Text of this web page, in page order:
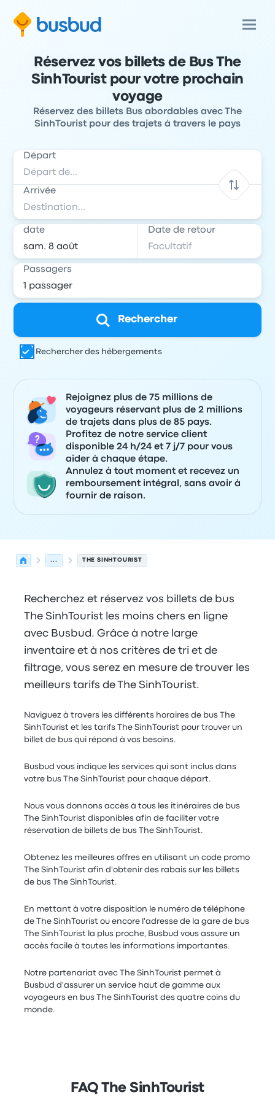
Réservez vos billets de Bus The
SinhTourist pour votre prochain
voyage
Réservez des billets Bus abordables avec The
SinhTourist pour des trajets à travers le pays
Départ
Arrivée
date Date de retour
Passagers
Rechercher
Rechercher des hébergements
Rejoignez plus de 75 millions de
voyageurs réservant plus de 2 millions
de trajets dans plus de 85 pays.
Profitez de notre service client
disponible 24 h/24 et 7 j/7 pour vous
aider à chaque étape.
Annulez à tout moment et recevez un
remboursement intégral, sans avoir à
fournir de raison.
... THE SINHTOURIST
Recherchez et réservez vos billets de bus
The SinhTourist les moins chers en ligne
avec Busbud. Grâce à notre large
inventaire et à nos critères de tri et de
filtrage, vous serez en mesure de trouver les
meilleurs tarifs de The SinhTourist.
Naviguez à travers les différents horaires de bus The
SinhTourist et les tarifs The SinhTourist pour trouver un
billet de bus qui répond à vos besoins.
Busbud vous indique les services qui sont inclus dans
votre bus The SinhTourist pour chaque départ.
Nous vous donnons accès à tous les itinéraires de bus
The SinhTourist disponibles afin de faciliter votre
réservation de billets de bus The SinhTourist.
Obtenez les meilleures offres en utilisant un code promo
The SinhTourist afin d'obtenir des rabais sur les billets
de bus The SinhTourist.
En mettant à votre disposition le numéro de téléphone
de The SinhTourist ou encore l'adresse de la gare de bus
The SinhTourist la plus proche, Busbud vous assure un
accès facile à toutes les informations importantes.
Notre partenariat avec The SinhTourist permet à
Busbud d'assurer un service haut de gamme aux
voyageurs en bus The SinhTourist des quatre coins du
monde.
FAQ The SinhTourist